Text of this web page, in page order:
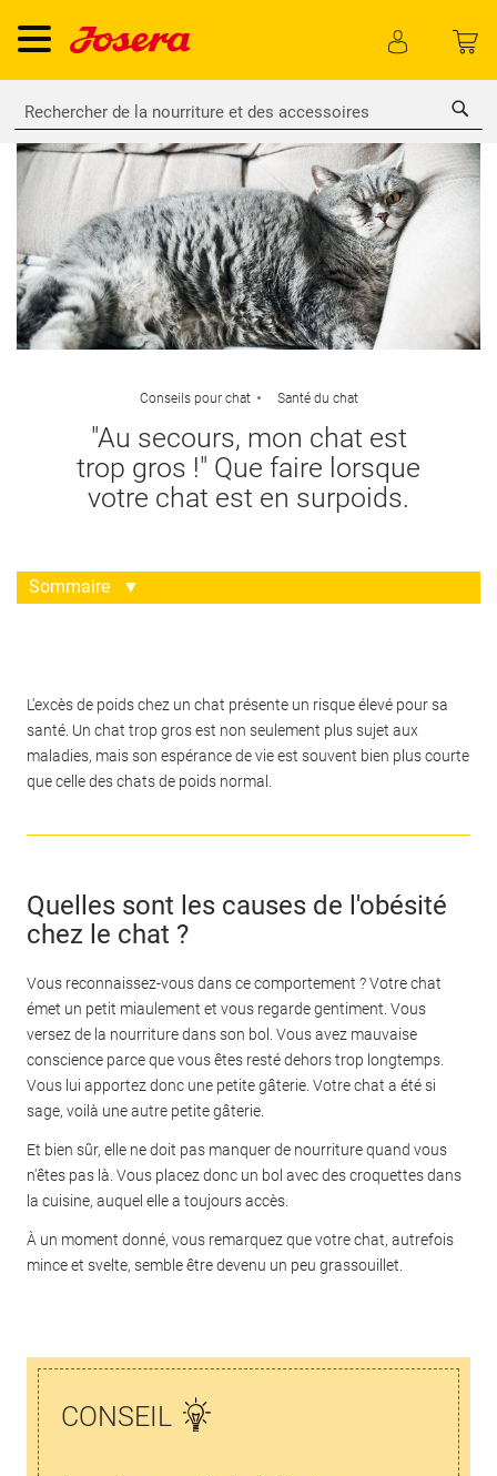
Conseils pour chat Santé du chat
"Au secours, mon chat est
trop gros !" Que faire lorsque
votre chat est en surpoids.
Sommaire ▼
L'excès de poids chez un chat présente un risque élevé pour sa
santé. Un chat trop gros est non seulement plus sujet aux
maladies, mais son espérance de vie est souvent bien plus courte
que celle des chats de poids normal.
Quelles sont les causes de l'obésité
chez le chat ?
Vous reconnaissez-vous dans ce comportement ? Votre chat
émet un petit miaulement et vous regarde gentiment. Vous
versez de la nourriture dans son bol. Vous avez mauvaise
conscience parce que vous êtes resté dehors trop longtemps.
Vous lui apportez donc une petite gâterie. Votre chat a été si
sage, voilà une autre petite gâterie.
Et bien sûr, elle ne doit pas manquer de nourriture quand vous
n'êtes pas là. Vous placez donc un bol avec des croquettes dans
la cuisine, auquel elle a toujours accès.
À un moment donné, vous remarquez que votre chat, autrefois
mince et svelte, semble être devenu un peu grassouillet.
CONSEIL